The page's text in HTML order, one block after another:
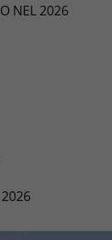
NEL 2026